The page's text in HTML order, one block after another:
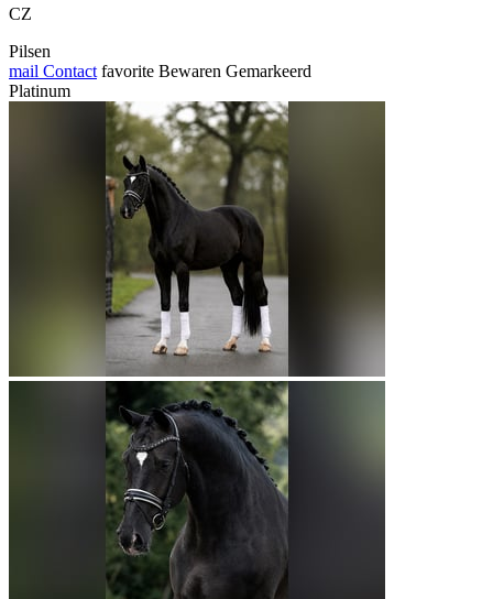
CZ
Pilsen
mail Contact favorite Bewaren Gemarkeerd
Platinum